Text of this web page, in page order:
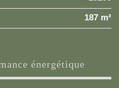
187 m²
énergétique